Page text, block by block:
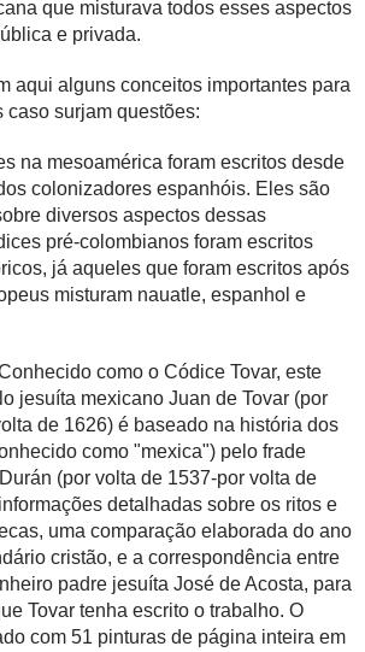
que misturava todos esses aspectos
e privada.
aqui alguns conceitos importantes para
surjam questões:
na mesoamérica foram escritos desde
colonizadores espanhóis. Eles são
diversos aspectos dessas
pré-colombianos foram escritos
já aqueles que foram escritos após
misturam nauatle, espanhol e
como o Códice Tovar, este
jesuíta mexicano Juan de Tovar (por
de 1626) é baseado na história dos
como "mexica") pelo frade
(por volta de 1537-por volta de
detalhadas sobre os ritos e
uma comparação elaborada do ano
cristão, e a correspondência entre
padre jesuíta José de Acosta, para
Tovar tenha escrito o trabalho. O
com 51 pinturas de página inteira em